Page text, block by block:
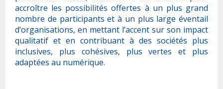
accroître les possibilités offertes à un plus grand
nombre de participants et à un plus large éventail
d’organisations, en mettant l’accent sur son impact
qualitatif et en contribuant à des sociétés plus
inclusives, plus cohésives, plus vertes et plus
adaptées au numérique.